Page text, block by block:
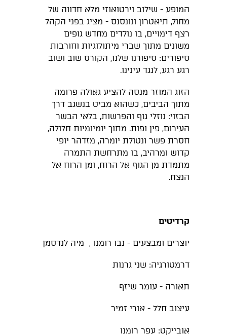
המופע - שילוב וירטואוזי מלא חדווה של
מחול, תיאטרון ונונסנס - מציג בפני הקהל
רצף דימויים, בו נולדים מחדש גופים
משונים מתוך שברי מיתולוגיות וחורבות
סיפורים: סיפורנו שלנו, הקורס שוב ושוב
רגע רגע, לנגד עינינו.
הזוג המוזר מנסה להציע גאולה פרומה
מתוך הביבים, כשהוא מביט בנשגב דרך
הבזוי: נוזלי גוף והפרשות, בלאי הבשר
העירום, פין ופות. מתוך יומיומיות חלולה,
חסרת פשר ונטולת יומרה, מזדהר יופי
קדוש ומרהיב, בו מתרחשת התמרה
מתמדת מן הגוף אל הרוח, ומן הרוח אל
הנצח.
קרדיטים
יוצרים ומבצעים - נבו רומנו , מיה לנדסמן
דרמטורגיה: שני גרנות
תאורה - עומר שיזף
עיצוב חלל - אורי זמיר
אובייקט: עפר רומנו